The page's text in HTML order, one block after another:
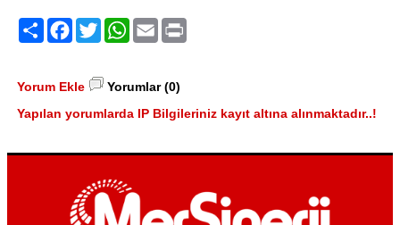
PaylaşFacebook
TwitterWhatsApp
Email
Yorum Ekle
Yorumlar (0)
Yapılan yorumlarda IP Bilgileriniz kayıt altına alınmaktadır..!